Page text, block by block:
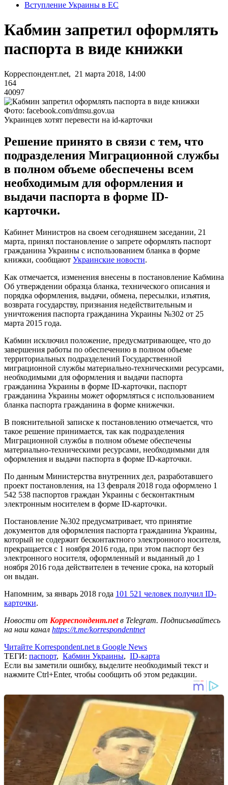
Вступление Украины в ЕС
Кабмин запретил оформлять
паспорта в виде книжки
Корреспондент.net, 21 марта 2018, 14:00
164
40097
Фото: facebook.com/dmsu.gov.ua
Украинцев хотят перевести на id-карточки
Решение принято в связи с тем, что
подразделения Миграционной службы
в полном объеме обеспечены всем
необходимым для оформления и
выдачи паспорта в форме ID-
карточки.
Кабинет Министров на своем сегодняшнем заседании, 21
марта, принял постановление о запрете оформлять паспорт
гражданина Украины с использованием бланка в форме
книжки, сообщают Украинские новости.
Как отмечается, изменения внесены в постановление Кабмина
Об утверждении образца бланка, технического описания и
порядка оформления, выдачи, обмена, пересылки, изъятия,
возврата государству, признания недействительным и
уничтожения паспорта гражданина Украины №302 от 25
марта 2015 года.
Кабмин исключил положение, предусматривающее, что до
завершения работы по обеспечению в полном объеме
территориальных подразделений Государственной
миграционной службы материально-техническими ресурсами,
необходимыми для оформления и выдачи паспорта
гражданина Украины в форме ID-карточки, паспорт
гражданина Украины может оформляться с использованием
бланка паспорта гражданина в форме книжечки.
В пояснительной записке к постановлению отмечается, что
такое решение принимается, так как подразделения
Миграционной службы в полном объеме обеспечены
материально-техническими ресурсами, необходимыми для
оформления и выдачи паспорта в форме ID-карточки.
По данным Министерства внутренних дел, разработавшего
проект постановления, на 13 февраля 2018 года оформлено 1
542 538 паспортов граждан Украины с бесконтактным
электронным носителем в форме ID-карточки.
Постановление №302 предусматривает, что принятие
документов для оформления паспорта гражданина Украины,
который не содержит бесконтактного электронного носителя,
прекращается с 1 ноября 2016 года, при этом паспорт без
электронного носителя, оформленный и выданный до 1
ноября 2016 года действителен в течение срока, на который
он выдан.
Напомним, за январь 2018 года 101 521 человек получил ID-
карточки.
Новости от Корреспондент.netв Telegram. Подписывайтесь
на наш канал https://t.me/korrespondentnet
Читайте Korrespondent.net в Google News
ТЕГИ: паспорт, Кабмин Украины, ID-карта
Если вы заметили ошибку, выделите необходимый текст и
нажмите Ctrl+Enter, чтобы сообщить об этом редакции.